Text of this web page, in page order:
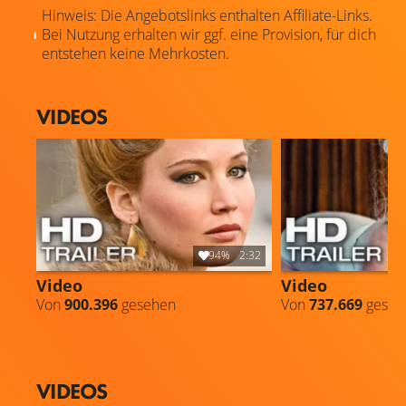
Hinweis: Die Angebotslinks enthalten Affiliate-Links.
Bei Nutzung erhalten wir ggf. eine Provision, für dich
entstehen keine Mehrkosten.
VIDEOS
94% 2:32
Video
Von900.396 gesehen
Video
Von737.669
VIDEOS